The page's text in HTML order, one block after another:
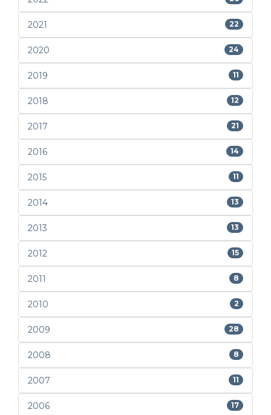
2021 22
2020 24
2019 11
2018 12
2017 21
2016 14
2015 11
2014 13
2013 13
2012 15
2011 8
2010 2
2009 28
2008 8
2007 11
2006 17